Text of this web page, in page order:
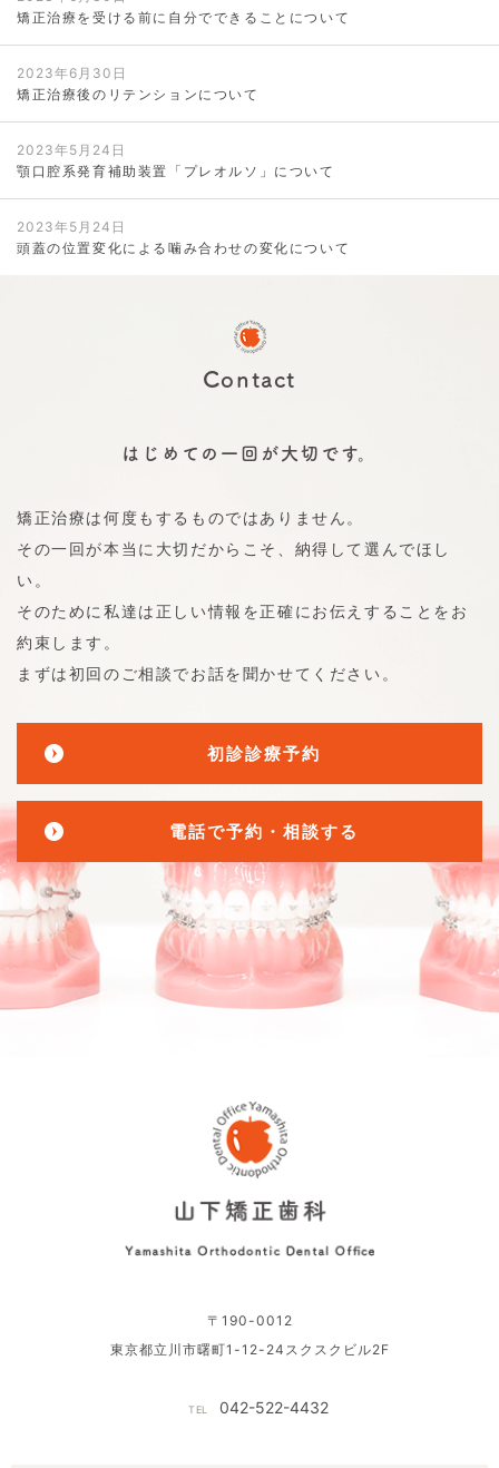
矯正治療を受ける前に自分でできることについて
2023年6月30日
矯正治療後のリテンションについて
2023年5月24日
顎口腔系発育補助装置「プレオルソ」について
2023年5月24日
頭蓋の位置変化による噛み合わせの変化について
Contact
はじめての一回が大切です。
矯正治療は何度もするものではありません。
その一回が本当に大切だからこそ、納得して選んでほし
い。
そのために私達は正しい情報を正確にお伝えすることをお
約束します。
まずは初回のご相談でお話を聞かせてください。
初診診療予約
電話で予約・相談する
〒190-0012
東京都立川市曙町1-12-24スクスクビル2F
TEL 042-522-4432